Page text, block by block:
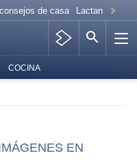
de casa Lactancia
COCINA
EN